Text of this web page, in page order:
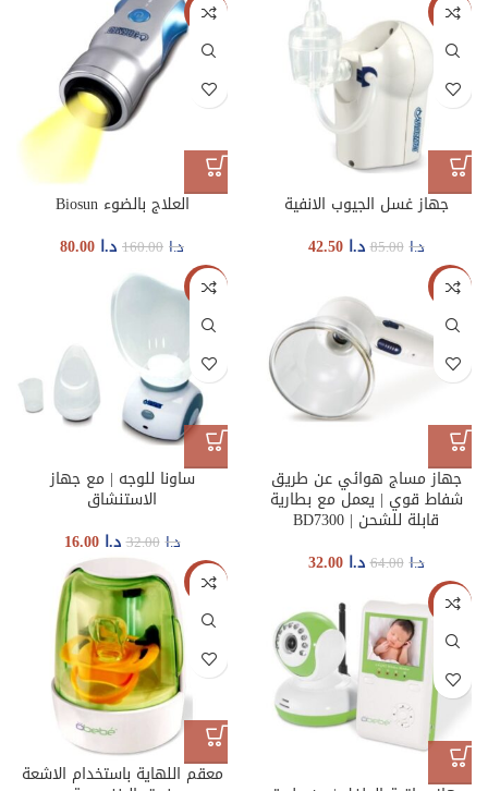
-50%
جهاز غسل الجيوب الانفية
د.ا 85.00 د.ا 42.50
-50%
العلاج بالضوء Biosun
د.ا 160.00 د.ا 80.00
-50%
جهاز مساج هوائي عن طريق
شفاط قوي | يعمل مع بطارية
قابلة للشحن | BD7300
د.ا 64.00 د.ا 32.00
-50%
ساونا للوجه | مع جهاز
الاستنشاق
د.ا 32.00 د.ا 16.00
-50%
معقم اللهاية باستخدام الاشعة
-50%